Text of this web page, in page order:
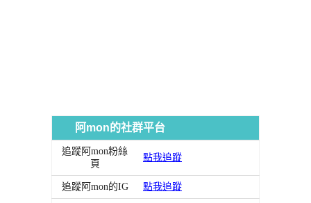
阿mon的社群平台
追蹤阿mon粉絲
頁
點我追蹤
追蹤阿mon的IG 點我追蹤